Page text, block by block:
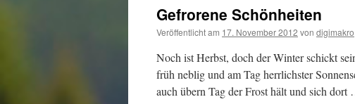
Gefrorene Schönheiten
Veröffentlicht am 17. November 2012 von digimakro
Noch ist Herbst, doch der Winter schickt
früh neblig und am Tag herrlichster
auch übern Tag der Frost hält und sich dort